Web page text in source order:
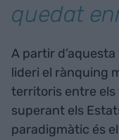
quedat
A partir
lideri el rànquing
territoris entre els
superant els
paradigmàtic és